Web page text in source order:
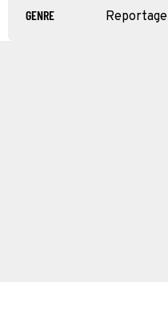
GENRE Reportage